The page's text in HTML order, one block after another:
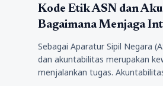
Politik
Kode Etik ASN dan
Bagaimana Menjaga
Sebagai Aparatur Sipil Negara
dan akuntabilitas merupakan
menjalankan tugas.